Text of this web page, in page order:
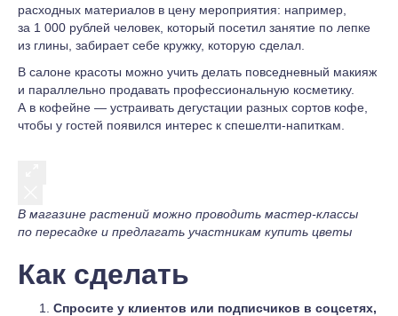
расходных материалов в цену мероприятия: например,
за 1 000 рублей человек, который посетил занятие по лепке
из глины, забирает себе кружку, которую сделал.
В салоне красоты можно учить делать повседневный макияж
и параллельно продавать профессиональную косметику.
А в кофейне — устраивать дегустации разных сортов кофе,
чтобы у гостей появился интерес к спешелти-напиткам.
В магазине растений можно проводить мастер-классы
по пересадке и предлагать участникам купить цветы
Как сделать
Спросите у клиентов или подписчиков в соцсетях,